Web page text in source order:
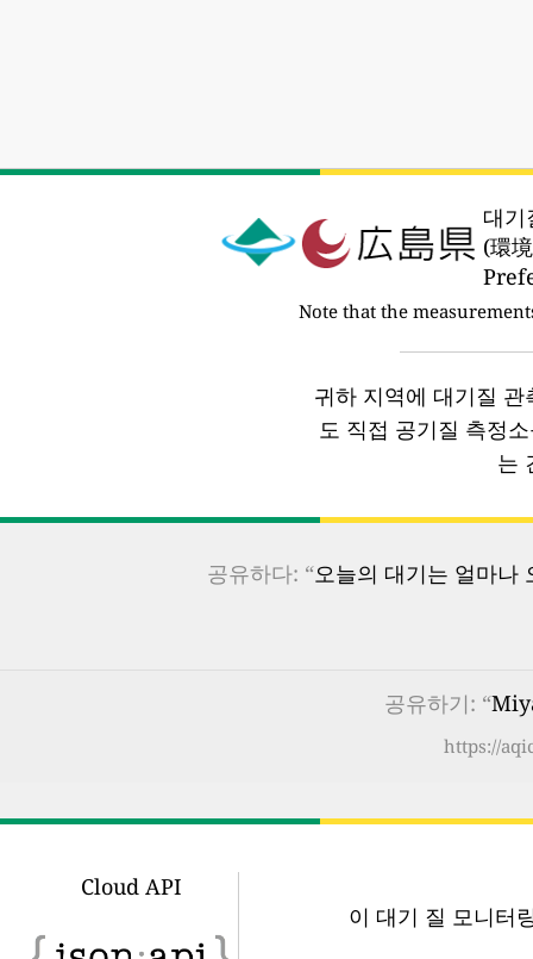
대기
(環
Note that the
귀하 지역에 대기질
도 직접 공기질 측정
는
공유하다: “오늘의 대기는 얼마나
공유하기: “
https://
Cloud API
이 대기 질 모니터